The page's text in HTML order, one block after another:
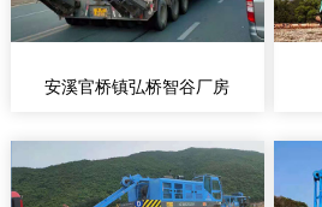
安溪官桥镇弘桥智谷厂房